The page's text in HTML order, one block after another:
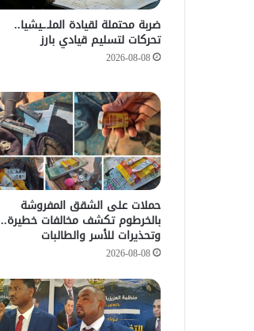
ضربة محتملة لقيادة الملـ.ـيشيا..
تحركات لتسليم قيادي بارز
2026-08-08
حملات على الشقق المفروشة
بالخرطوم تكشف مخالفات خطيرة..
وتحذيرات للأسر والطالبات
2026-08-08